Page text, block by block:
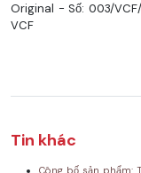
Original - Số: 003/
VCF
Tin khác
Công bố sản phẩm: